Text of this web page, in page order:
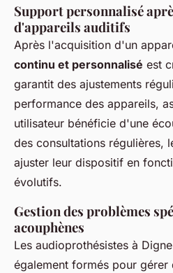
Support personnalisé
d'appareils auditifs
Après l'acquisition d'un
continu et personnalisé est
garantit des ajustements
performance des appareils,
utilisateur bénéficie d'une
des consultations régulières,
ajuster leur dispositif en
évolutifs.
Gestion des problèmes
acouphènes
Les audioprothésistes à
également formés pour gérer